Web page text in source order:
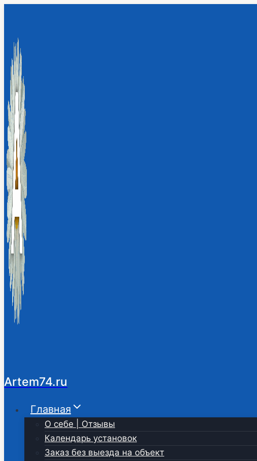
содержимому
Artem74.ru
Главная
О себе | Отзывы
Календарь установок
Заказ без выезда на объект